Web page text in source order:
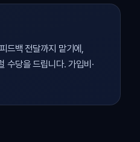
드백 전달까지 맡기에,
수당을 드립니다. 가입비·